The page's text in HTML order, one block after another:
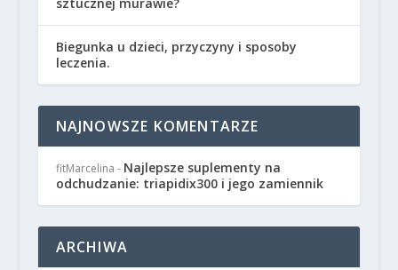
Biegunka u dzieci, przyczyny i sposoby
leczenia.
NAJNOWSZE KOMENTARZE
fitMarcelina - Najlepsze suplementy na
odchudzanie: triapidix300 i jego zamiennik
ARCHIWA